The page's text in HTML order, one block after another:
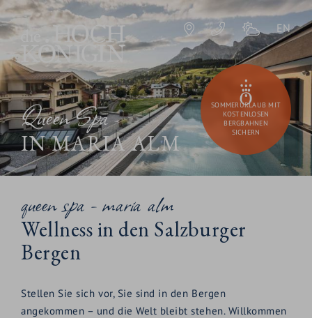
Queen Spa
IN MARIA ALM
EN
SOMMERURLAUB MIT
KOSTENLOSEN
BERGBAHNEN
SICHERN
queen spa - maria alm
Wellness in den Salzburger
Bergen
Stellen Sie sich vor, Sie sind in den Bergen
angekommen – und die Welt bleibt stehen. Willkommen